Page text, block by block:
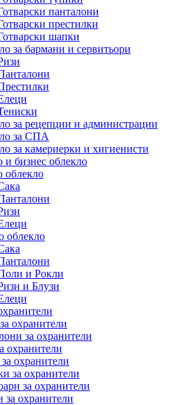
панталони
престилки
шапки
за бармани и сервитьори
за рецепции и администрации
за СПА
за камериерки и хигиенисти
бизнес облекло
облекло
и Рокли
и Блузи
охранители
за охранители
охранители
охранители
за охранители
за охранители
охранители